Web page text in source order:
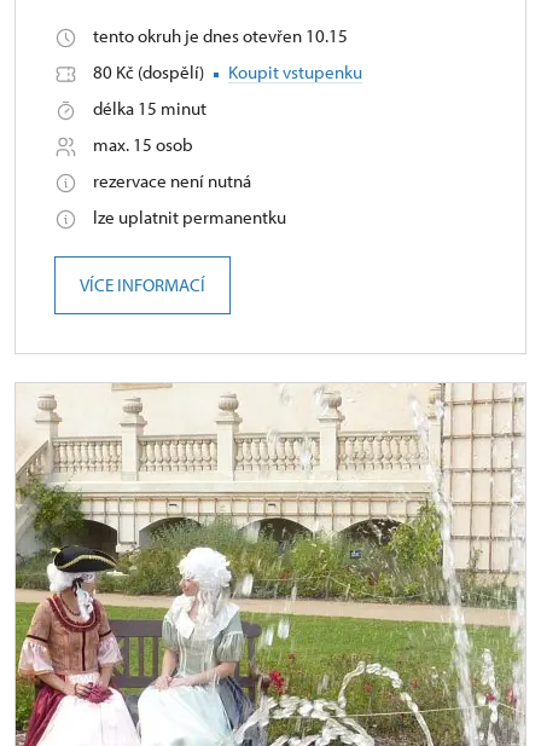
tento okruh je dnes otevřen 10.15
80 Kč (dospělí)
Koupit vstupenku
délka 15 minut
max. 15 osob
rezervace není nutná
lze uplatnit permanentku
VÍCE INFORMACÍ